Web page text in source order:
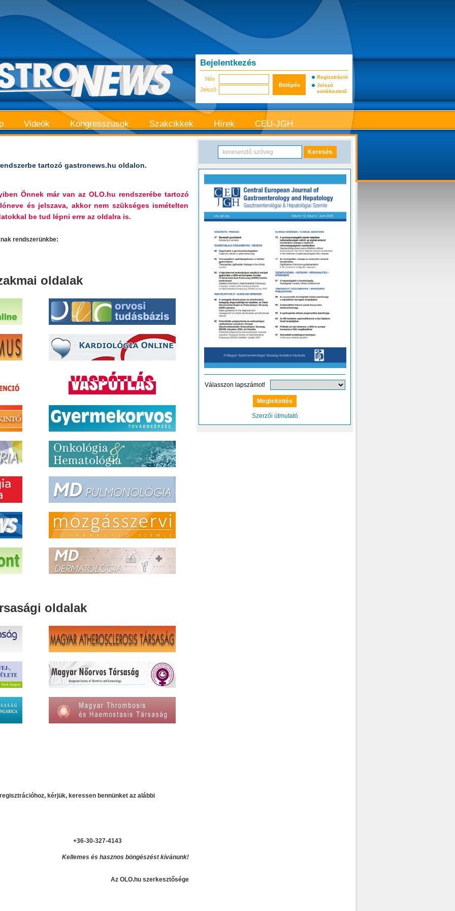
Bejelentkezés
Regisztráció
Jelszó
emlékeztető
Név
Jelszó
Videók Kongresszusok Szakcikkek Hírek CEU-JGH
tartozó gastronews.hu oldalon.
Önnek már van az OLO.hu rendszerébe tartozó
és jelszava, akkor nem szükséges ismételten
be tud lépni erre az oldalra is.
rendszerünkbe:
oldalak
oldalak
kérjük, keressen bennünket az alábbi
+36-30-327-4143
Kellemes és hasznos böngészést kívánunk!
Az OLO.hu szerkesztősége
Válasszon lapszámot!
Szerzői útmutató